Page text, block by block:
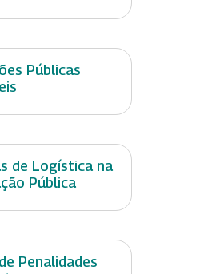
Públicas
de Logística na
Pública
Penalidades